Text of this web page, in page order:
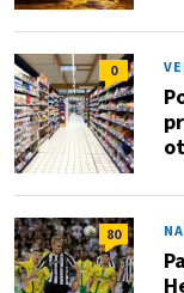
0
80